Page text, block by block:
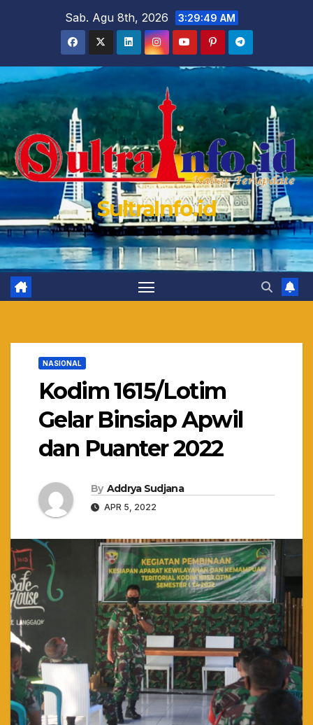
Sab. Agu 8th, 2026 3:29:50 AM
SultraInfo.id
NASIONAL
Kodim 1615/Lotim
Gelar Binsiap Apwil
dan Puanter 2022
By Addrya Sudjana
APR 5, 2022